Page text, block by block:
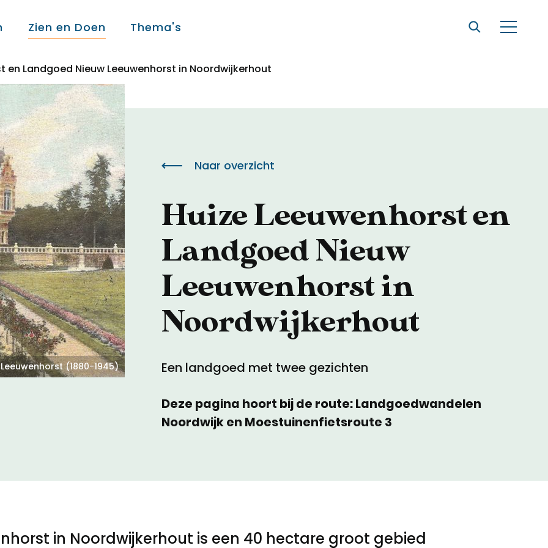
Zien en Doen Thema's
Over ons
Over ons
Colofon
Contact
Onderwijs
Toegankelijkheid
Privacyverklaring
en Landgoed Nieuw Leeuwenhorst in Noordwijkerhout
Huize Leeuwenhorst en
Landgoed Nieuw
Leeuwenhorst in
Noordwijkerhout
Een landgoed met twee gezichten
Deze pagina hoort bij de route: Landgoedwandelen
Noordwijk en Moestuinenfietsroute 3
Naar overzicht
(1880-1945)
in Noordwijkerhout is een 40 hectare groot gebied